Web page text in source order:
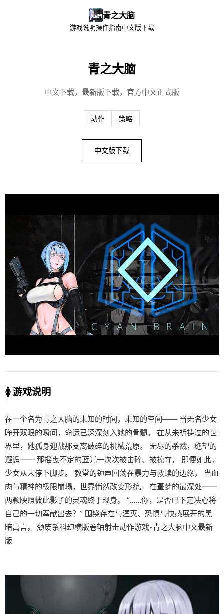
青之大脑
游戏说明操作指南中文版下载
青之大脑
中文下载，最新版下载，官方中文正式版
动作 策略
中文版下载
🚺 游戏说明
在一个名为青之大脑的未知的时间，未知的空间—— 当无名少女
睁开双眼的瞬间，命运已深深刻入她的骨髓。 在从未祈祷过的世
界里，她孤身迎战那支离破碎的机械荒原。 无尽的杀戮，绝望的
邂逅—— 那摇曳不定的蓝光一次次被击碎、被掠夺， 即便如此，
少女从未停下脚步。 教堂的钟声回荡在暴力与救赎的边缘， 当血
肉与精神的极限崩塌，世界悄然改变形貌。 在噩梦的最深处——
两颗映照彼此影子的灵魂终于现身。 “……你，是否已下定决心将
自己的一切奉献出去？” 围绕存在与湮灭、恐惧与快感展开的黑
暗寓言。 颓废系科幻横版卷轴射击动作游戏-青之大脑中文最新
版